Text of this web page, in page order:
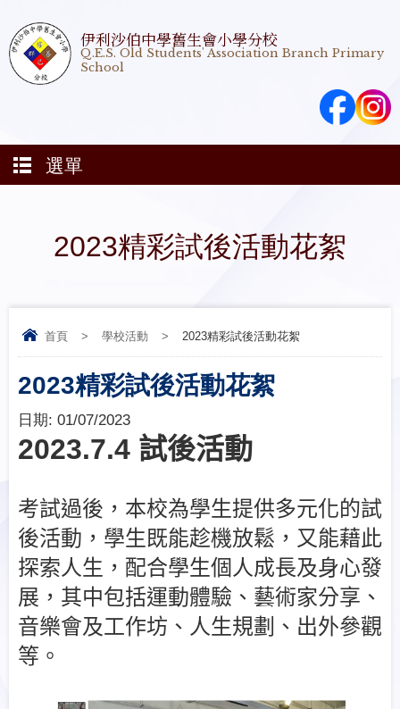
伊利沙伯中學舊生會小學分校
Q.E.S. Old Students' Association Branch Primary
School
選單
2023精彩試後活動花絮
首頁 > 學校活動 > 2023精彩試後活動花絮
2023精彩試後活動花絮
日期: 01/07/2023
2023.7.4 試後活動
考試過後，本校為學生提供多元化的試
後活動，學生既能趁機放鬆，又能藉此
探索人生，配合學生個人成長及身心發
展，其中包括運動體驗、藝術家分享、
音樂會及工作坊、人生規劃、出外參觀
等。